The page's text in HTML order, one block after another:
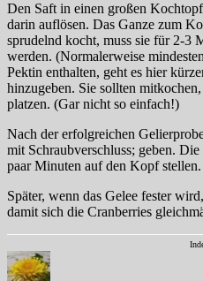
Den Saft in einen großen
darin auflösen. Das Ganze zum
sprudelnd kocht, muss sie für 2-3
werden. (Normalerweise
Pektin enthalten, geht es hier
hinzugeben. Sie sollten
platzen. (Gar nicht so einfach!)
Nach der erfolgreichen
mit Schraubverschluss; geben.
paar Minuten auf den Kopf stellen.
Später, wenn das Gelee fester
damit sich die Cranberries
Autor